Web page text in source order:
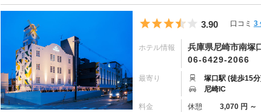
5つ星のうち3.5
3.90 口コミ 3
ホテル情報
兵庫県尼崎市南塚
06-6429-2066
最寄り
塚口駅 (徒歩15
尼崎IC
料金 休憩 3,070 円 ～